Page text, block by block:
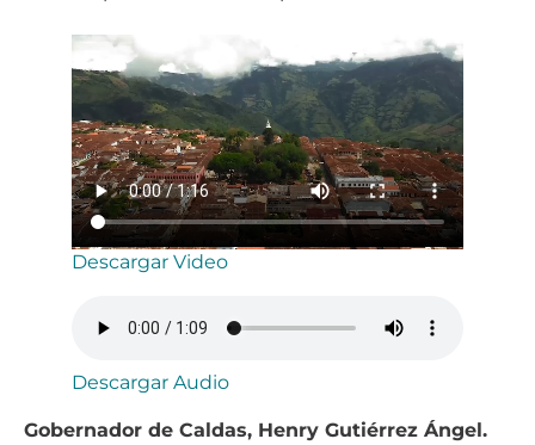
Descargar Video
Descargar Audio
Gobernador de Caldas, Henry Gutiérrez Ángel.